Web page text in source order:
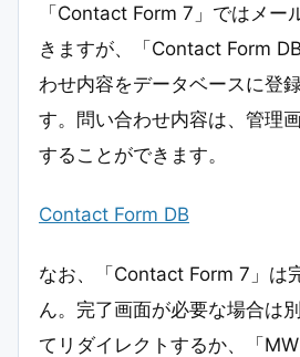
「Contact Form 7」ではメー
きますが、「Contact Form
わせ内容をデータベースに登
す。問い合わせ内容は、管理
することができます。
Contact Form DB
なお、「Contact Form 7」は
ん。完了画面が必要な場合は
てリダイレクトするか、「